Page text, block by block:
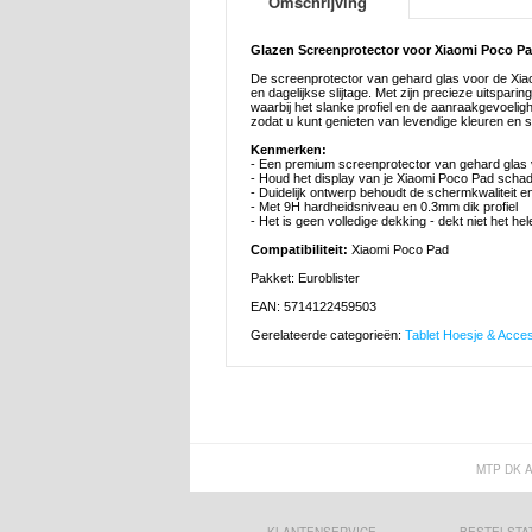
Glazen Screenprotector voor Xiaomi Poco
De screenprotector van gehard glas voor de
en dagelijkse slijtage. Met zijn precieze
waarbij het slanke profiel en de
zodat u kunt genieten van levendige kleuren en
Kenmerken:
- Een premium screenprotector van gehard glas
- Houd het display van je Xiaomi Poco Pad
- Duidelijk ontwerp behoudt de schermkwaliteit
- Met 9H hardheidsniveau en 0.3mm dik profiel
- Het is geen volledige dekking - dekt niet het
Compatibiliteit: Xiaomi Poco Pad
Pakket: Euroblister
EAN: 5714122459503
Gerelateerde categorieën: Tablet Hoesje &
MTP DK